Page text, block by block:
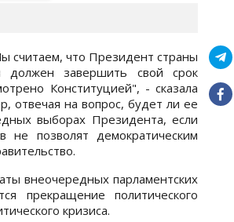
считаем, что Президент страны
завершить свой срок
Конституцией", - сказала
отвечая на вопрос, будет ли ее
выборах Президента, если
не позволят демократическим
внеочередных парламентских
прекращение политического
кризиса.